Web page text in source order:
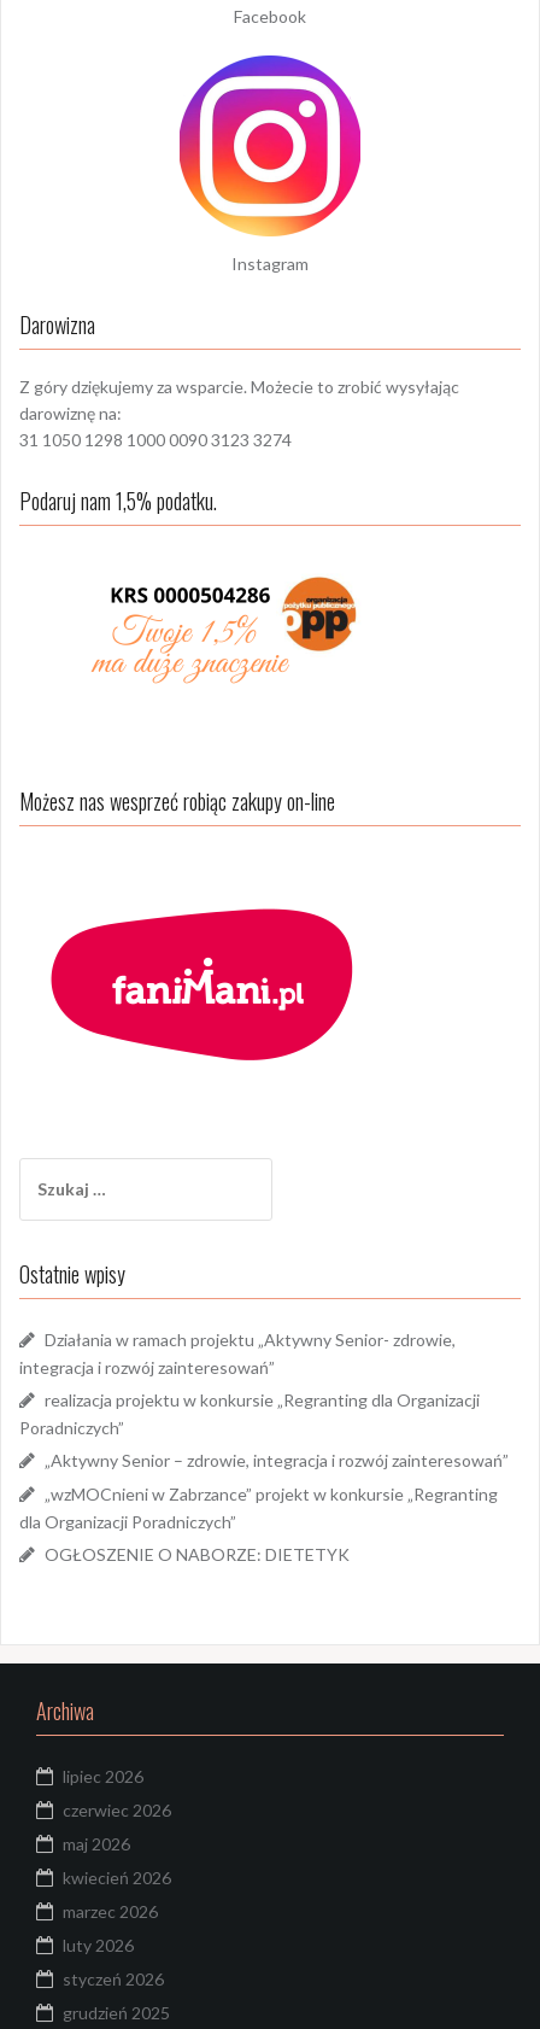
Facebook
Instagram
Darowizna
Z góry dziękujemy za wsparcie. Możecie to zrobić wysyłając
darowiznę na:
31 1050 1298 1000 0090 3123 3274
Podaruj nam 1,5% podatku.
Możesz nas wesprzeć robiąc zakupy on-line
Ostatnie wpisy
Działania w ramach projektu „Aktywny Senior- zdrowie,
integracja i rozwój zainteresowań”
realizacja projektu w konkursie „Regranting dla Organizacji
Poradniczych”
„Aktywny Senior – zdrowie, integracja i rozwój zainteresowań”
„wzMOCnieni w Zabrzance” projekt w konkursie „Regranting
dla Organizacji Poradniczych”
OGŁOSZENIE O NABORZE: DIETETYK
Archiwa
lipiec 2026
czerwiec 2026
maj 2026
kwiecień 2026
marzec 2026
luty 2026
styczeń 2026
grudzień 2025